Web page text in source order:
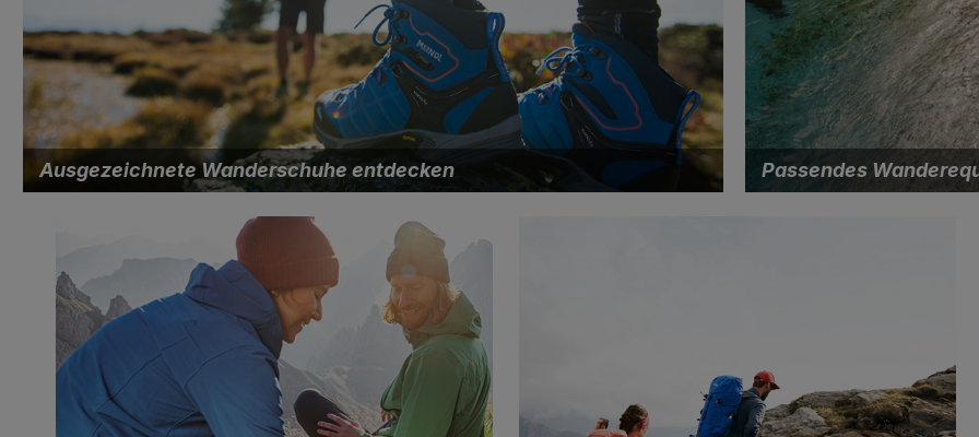
Ausgezeichnete Wanderschuhe entdecken Passendes